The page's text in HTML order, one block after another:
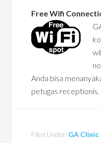
Free Wifi
Anda bisa
petugas receptionis.
Filed Under: GA Clinic